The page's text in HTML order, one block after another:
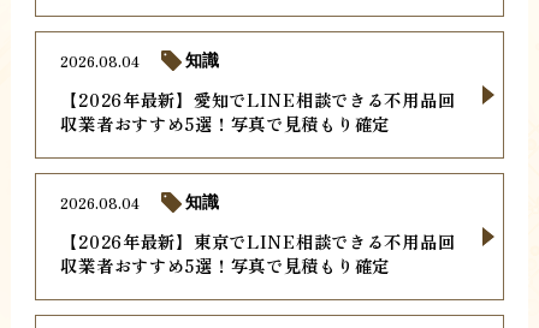
【2026年最新】愛知でLINE相談できる不用品回
収業者おすすめ5選！写真で見積もり確定
2026.08.04 知識
【2026年最新】東京でLINE相談できる不用品回
収業者おすすめ5選！写真で見積もり確定
2026.08.04 知識